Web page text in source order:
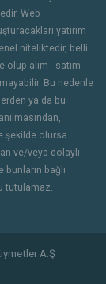
Web
yatırım
niteliktedir, belli
alım - satım
Bu nedenle
ya da bu
şekilde olursa
ve/veya dolaylı
bunların bağlı
tutulamaz.
A.Ş